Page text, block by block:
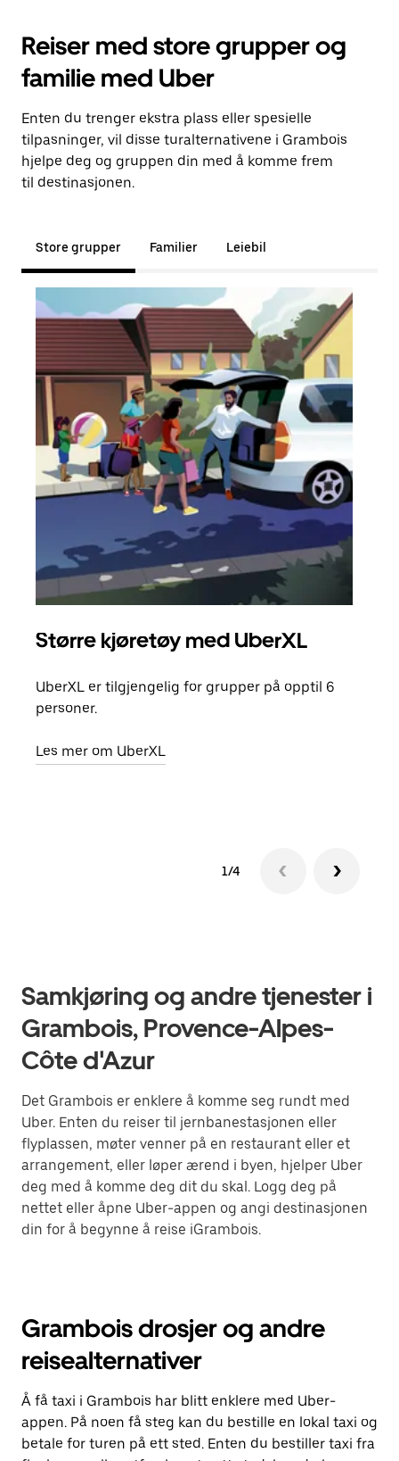
Reiser med store grupper og
familie med Uber
Enten du trenger ekstra plass eller spesielle
tilpasninger, vil disse turalternativene i Grambois
hjelpe deg og gruppen din med å komme frem
til destinasjonen.
Store grupper Familier Leiebil
Større kjøretøy med UberXL
UberXL er tilgjengelig for grupper på opptil 6
personer.
Les mer om UberXL
1/4
Samkjøring og andre tjenester i
Grambois, Provence-Alpes-
Côte d'Azur
Det Grambois er enklere å komme seg rundt med
Uber. Enten du reiser til jernbanestasjonen eller
flyplassen, møter venner på en restaurant eller et
arrangement, eller løper ærend i byen, hjelper Uber
deg med å komme deg dit du skal. Logg deg på
nettet eller åpne Uber-appen og angi destinasjonen
din for å begynne å reise iGrambois.
Grambois drosjer og andre
reisealternativer
Å få taxi i Grambois har blitt enklere med Uber-
appen. På noen få steg kan du bestille en lokal taxi og
betale for turen på ett sted. Enten du bestiller taxi fra